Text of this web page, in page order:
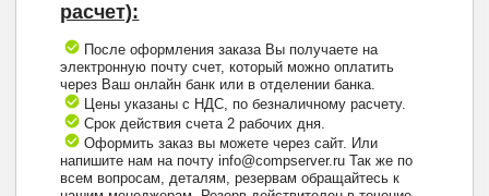
расчет):
После оформления заказа Вы получаете на
электронную почту счет, который можно оплатить
через Ваш онлайн банк или в отделении банка.
Цены указаны с НДС, по безналичному расчету.
Срок действия счета 2 рабочих дня.
Оформить заказ вы можете через сайт. Или
напишите нам на почту info@compserver.ru Так же по
всем вопросам, деталям, резервам обращайтесь к